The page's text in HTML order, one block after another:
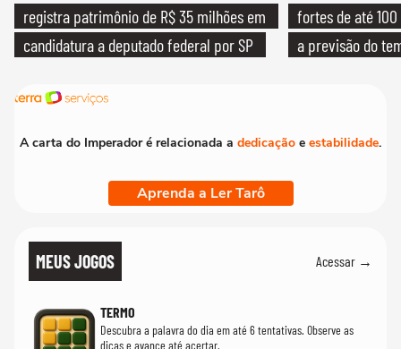
registra patrimônio de R$ 35 milhões em
candidatura a deputado federal por SP
fortes de até
a previsão do
A carta do Imperador é relacionada a dedicação e estabilidade.
Aprenda a Ler Tarô
MEUS JOGOS Acessar →
TERMO
Descubra a palavra do dia em até 6 tentativas. Observe as
dicas e avance até acertar.